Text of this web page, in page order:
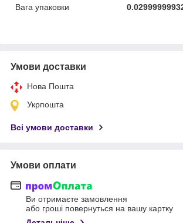
Вага упаковки
Умови доставки
Нова Пошта
Укрпошта
Всі умови доставки
Умови оплати
Ви отримаєте замовлення
або гроші повернуться на вашу картку